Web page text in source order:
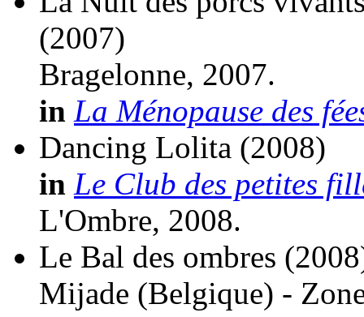
(2007)
Bragelonne, 2007.
in La Ménopause des
Dancing Lolita (2008)
in Le Club des petites
L'Ombre, 2008.
Le Bal des ombres
Mijade (Belgique) -